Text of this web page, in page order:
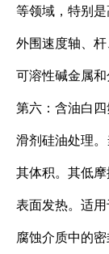
等领域，特别
外围速度轴、
可溶性碱金属和
第六：含油白
滑剂硅油处理
其体积。其低
表面发热。适
腐蚀介质中的